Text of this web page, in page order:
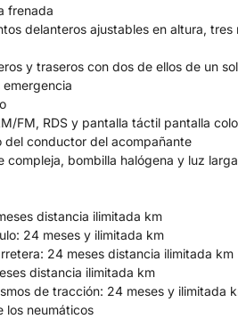
frenada
delanteros ajustables en altura,
y traseros con dos de ellos de un
FM, RDS y pantalla táctil pantalla
del conductor del acompañante
compleja, bombilla halógena y luz
distancia ilimitada km
24 meses y ilimitada km
24 meses distancia ilimitada km
distancia ilimitada km
de tracción: 24 meses y ilimitada
los neumáticos